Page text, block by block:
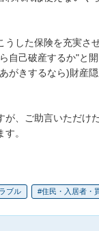
した保険を充実さ
自己破産するか"と
がきするなら)財産
、ご助言いただけ
。
ブル 住民・入居者・